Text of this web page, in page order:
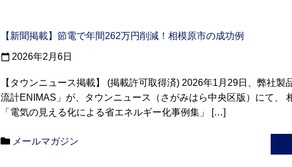
【新聞掲載】節電で年間262万円削減！相模原市の成功例
calendar_today 2026年2月6日
【タウンニュース掲載】 (掲載許可取得済) 2026年1月29日、弊社製
流計ENIMAS」が、タウンニュース（さがみはら中央区版）にて、
「電気の見える化による省エネルギー化事例集」 […]
メールマガジン